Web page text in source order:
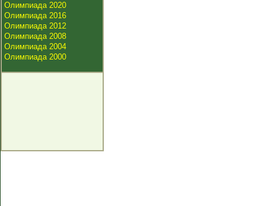
Олимпиада 2020
Олимпиада 2016
Олимпиада 2012
Олимпиада 2008
Олимпиада 2004
Олимпиада 2000